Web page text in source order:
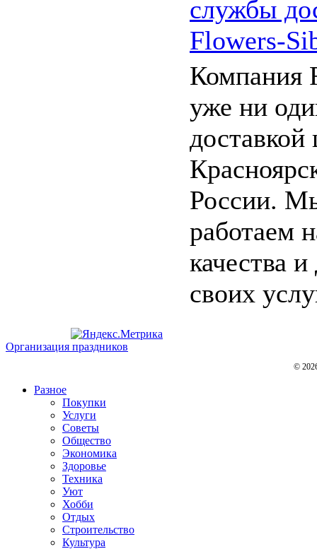
службы
Flowers-
Компания
уже ни
доставкой
России.
работаем
качества
своих
Организация праздников
©
Разное
Покупки
Услуги
Советы
Общество
Экономика
Здоровье
Техника
Уют
Хобби
Отдых
Строительство
Культура